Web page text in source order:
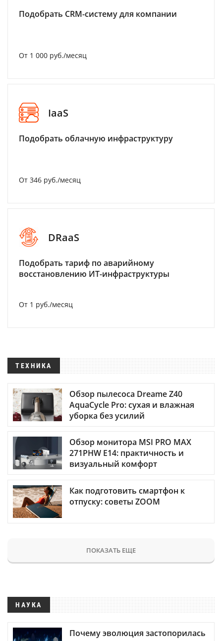
Подобрать CRM-систему для компании
От 1 000 руб./месяц
IaaS
Подобрать облачную инфраструктуру
От 346 руб./месяц
DRaaS
Подобрать тариф по аварийному
восстановлению ИТ-инфраструктуры
От 1 руб./месяц
ТЕХНИКА
Обзор пылесоса Dreame Z40
AquaCycle Pro: сухая и влажная
уборка без усилий
Обзор монитора MSI PRO MAX
271PHW E14: практичность и
визуальный комфорт
Как подготовить смартфон к
отпуску: советы ZOOM
ПОКАЗАТЬ ЕЩЕ
НАУКА
Почему эволюция застопорилась